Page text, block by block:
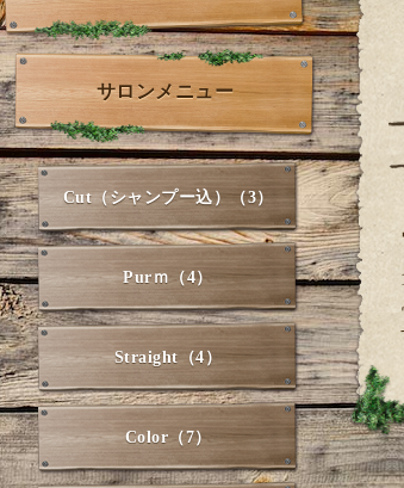
サロンメニュー
Cut（シャンプー込）（3）
Purｍ（4）
Straight（4）
Color（7）